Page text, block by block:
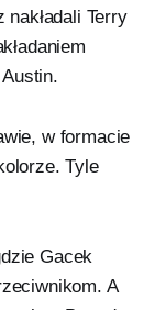
Terry
w formacie
Tyle
Gacek
A